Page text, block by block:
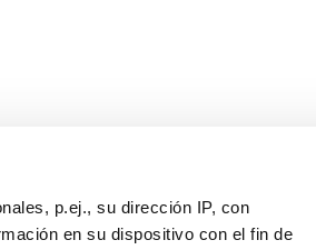
p.ej., su dirección IP, con
en su dispositivo con el fin de